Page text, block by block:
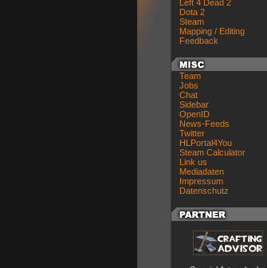
Left 4 Dead 2
Dota 2
Steam
Mapping / Editing
Feedback
Team
Jobs
Chat
Sidebar
OpenID
News-Feeds
Twitter
HLPortal4You
Steam Calculator
Link us
Mediadaten
Impressum
Datenschutz